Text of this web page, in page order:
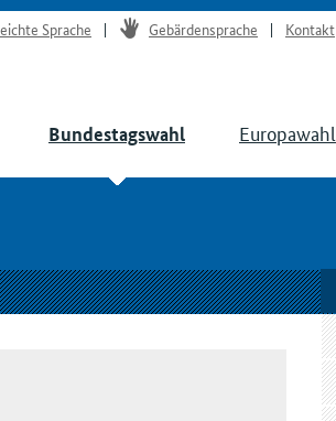
Sprache Gebärdensprache Kontakt
Bundestagswahl Europawahl